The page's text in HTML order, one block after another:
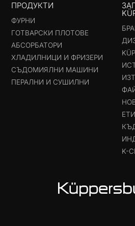
ПРОДУКТИ
ФУРНИ
ГОТВАРСКИ ПЛОТОВЕ
АБСОРБАТОРИ
ХЛАДИЛНИЦИ И ФРИЗЕРИ
СЪДОМИЯЛНИ МАШИНИ
ПЕРАЛНИ И СУШИЛНИ
K-